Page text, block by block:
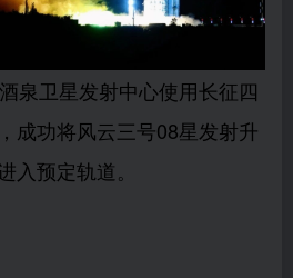
泉卫星发射中心使用长征四
成功将风云三号08星发射升
入预定轨道。